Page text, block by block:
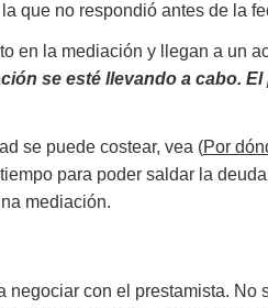
que no respondió antes de la
en la mediación y llegan a un
se esté llevando a cabo.
se puede costear, vea (Por
para poder saldar la
mediación.
con el prestamista. No